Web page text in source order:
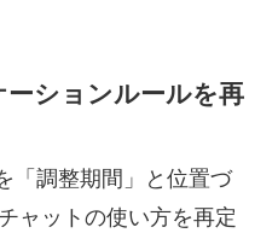
ションルールを再
「調整期間」と位置づ
ャットの使い方を再定